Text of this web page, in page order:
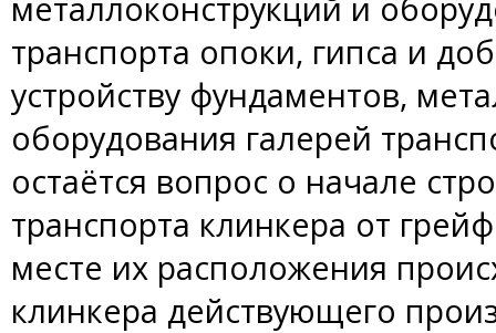
транспорта опоки, гипса и
устройству фундаментов,
оборудования галерей
остаётся вопрос о начале
транспорта клинкера от
месте их расположения
клинкера действующего